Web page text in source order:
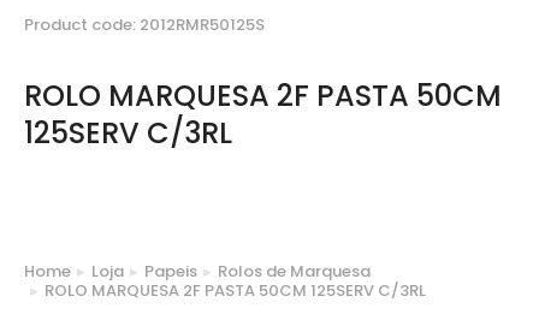
Product code: 2012RMR50125S
ROLO MARQUESA 2F PASTA 50CM
125SERV C/3RL
You are here:
Home Loja Papeis
Rolos de Marquesa
ROLO MARQUESA 2F PASTA 50CM 125SERV C/3RL